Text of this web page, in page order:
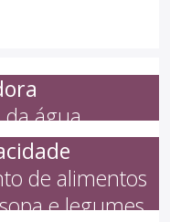
água.
de alimentos
e legumes.